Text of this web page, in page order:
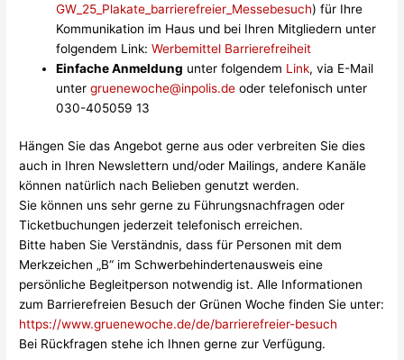
GW_25_Plakate_barrierefreier_Messebesuch) für Ihre
Kommunikation im Haus und bei Ihren Mitgliedern unter
folgendem Link:Werbemittel Barrierefreiheit
Einfache Anmeldung unter folgendem Link, via E-Mail
untergruenewoche@inpolis.de oder telefonisch unter
030-405059 13
Hängen Sie das Angebot gerne aus oder verbreiten Sie dies
auch in Ihren Newslettern und/oder Mailings, andere Kanäle
können natürlich nach Belieben genutzt werden.
Sie können uns sehr gerne zu Führungsnachfragen oder
Ticketbuchungen jederzeit telefonisch erreichen.
Bitte haben Sie Verständnis, dass für Personen mit dem
Merkzeichen „B“ im Schwerbehindertenausweis eine
persönliche Begleitperson notwendig ist. Alle Informationen
zum Barrierefreien Besuch der Grünen Woche finden Sie unter:
https://www.gruenewoche.de/de/barrierefreier-besuch
Bei Rückfragen stehe ich Ihnen gerne zur Verfügung.